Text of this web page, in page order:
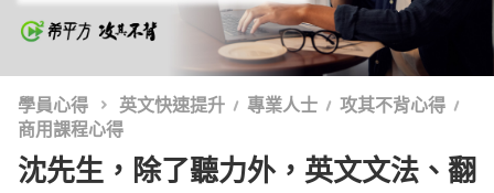
學員心得 英文快速提升 專業人士
攻其不背心得
商用課程心得
沈先生，除了聽力外，英文文法、翻